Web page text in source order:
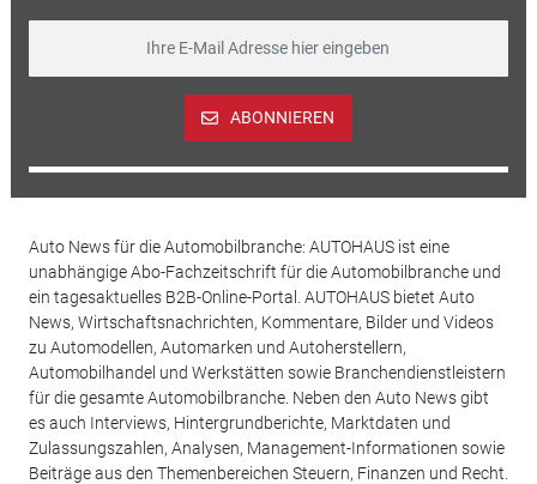
ABONNIEREN
Auto News für die Automobilbranche: AUTOHAUS ist eine
unabhängige Abo-Fachzeitschrift für die Automobilbranche und
ein tagesaktuelles B2B-Online-Portal. AUTOHAUS bietet Auto
News, Wirtschaftsnachrichten, Kommentare, Bilder und Videos
zu Automodellen, Automarken und Autoherstellern,
Automobilhandel und Werkstätten sowie Branchendienstleistern
für die gesamte Automobilbranche. Neben den Auto News gibt
es auch Interviews, Hintergrundberichte, Marktdaten und
Zulassungszahlen, Analysen, Management-Informationen sowie
Beiträge aus den Themenbereichen Steuern, Finanzen und Recht.